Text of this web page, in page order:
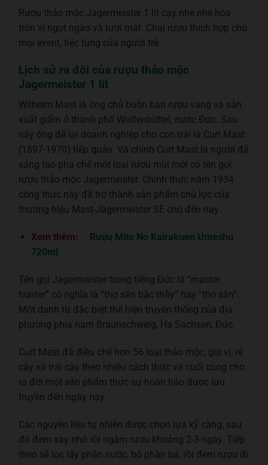
Rượu thảo mộc Jagermeister 1 lít cay nhè nhẹ hòa
trộn vị ngọt ngào và tươi mát. Chai rượu thích hợp cho
mọi event, tiệc tùng của người trẻ.
Lịch sử ra đời của rượu thảo mộc
Jagermeister 1 lít
Wilhelm Mast là ông chủ buôn bán rượu vang và sản
xuất giấm ở thành phố Wolfenbüttel, nước Đức. Sau
này ông để lại doanh nghiệp cho con trai là Curt Mast
(1897-1970) tiếp quản. Và chính Curt Mast là người đã
sáng tạo pha chế một loại rượu mùi mới có tên gọi
rượu thảo mộc Jagermeister. Chính thức năm 1934
công thức này đã trở thành sản phẩm chủ lực của
thương hiệu Mast-Jägermeister SE cho đến nay.
Xem thêm:
Rượu Mito No Kairakuen Umeshu
720ml
Tên gọi Jagermeister trong tiếng Đức là “master
hunter” có nghĩa là “thợ săn bậc thầy” hay “thợ săn”.
Một danh từ đặc biệt thể hiện truyền thống của địa
phương phía nam Braunschweig, Hạ Sachsen, Đức.
Curt Mast đã điều chế hơn 56 loại thảo mộc, gia vị, rễ
cây và trái cây theo nhiều cách thức và cuối cùng cho
ra đời một sản phẩm thực sự hoàn hảo được lưu
truyền đến ngày nay.
Các nguyên liệu tự nhiên được chọn lựa kỹ càng, sau
đó đem xay nhỏ rồi ngâm rượu khoảng 2-3 ngày. Tiếp
theo sẽ lọc lấy phần nước, bỏ phần bả, rồi đem rượu đi